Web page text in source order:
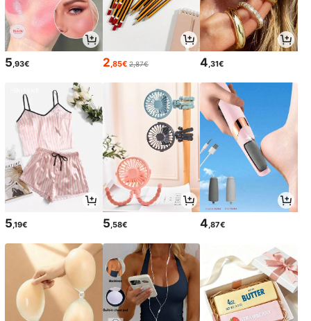
5,93€ 2,85€ 2,87€ 4,31€
5,19€ 5,58€ 4,87€